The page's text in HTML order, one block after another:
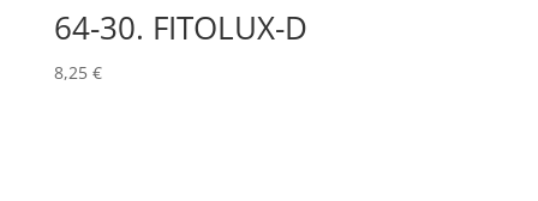
64-30. FITOLUX-D
8,25 €